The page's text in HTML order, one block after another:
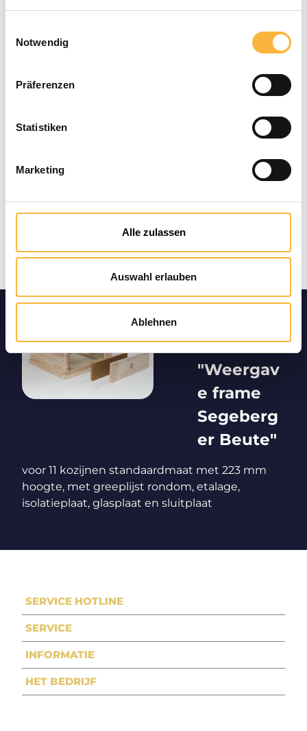
Notwendig
Präferenzen
Statistiken
Marketing
Alle zulassen
Auswahl erlauben
Ablehnen
formatie
"Weergav
e frame
Segeberg
er Beute"
voor 11 kozijnen standaardmaat met 223 mm
hoogte, met greeplijst rondom, etalage,
isolatieplaat, glasplaat en sluitplaat
SERVICE HOTLINE
SERVICE
INFORMATIE
HET BEDRIJF